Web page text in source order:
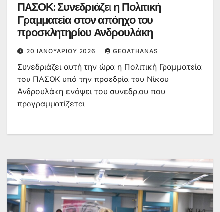
ΠΑΣΟΚ: Συνεδριάζει η Πολιτική
Γραμματεία στον απόηχο του
προσκλητηρίου Ανδρουλάκη
20 ΙΑΝΟΥΑΡΊΟΥ 2026 GEOATHANAS
Συνεδριάζει αυτή την ώρα η Πολιτική Γραμματεία
του ΠΑΣΟΚ υπό την προεδρία του Νίκου
Ανδρουλάκη ενόψει του συνεδρίου που
προγραμματίζεται…